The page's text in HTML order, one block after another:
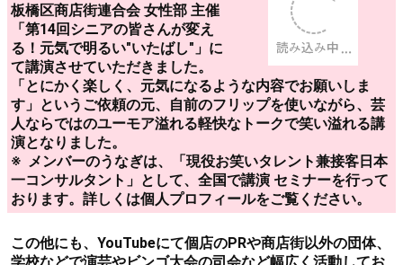
板橋区商店街連合会 女性部 主催
「第14回シニアの皆さんが変え
る！元気で明るい"いたばし"」に
て講演させていただきました。
「とにかく楽しく、元気になるよ
うな内容でお願いします」という
ご依頼の元、自前のフリップを使
いながら、芸人ならではのユーモ
ア溢れる軽快なトークで笑い溢れ
る講演となりました。
※ メンバーのうなぎは、「現役お
笑いタレント兼接客日本一コンサ
ルタント」として、全国で講演 セミナーを行っておりま
す。詳しくは個人プロフィールをご覧ください。